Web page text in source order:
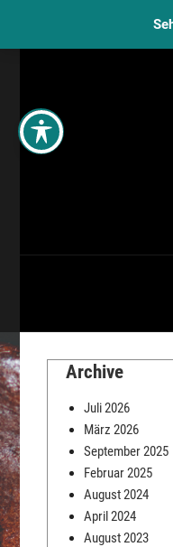
Archive
Juli 2026
März 2026
September 2025
Februar 2025
August 2024
April 2024
August 2023